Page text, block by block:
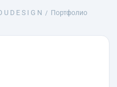
U D E S I G N
Портфолио